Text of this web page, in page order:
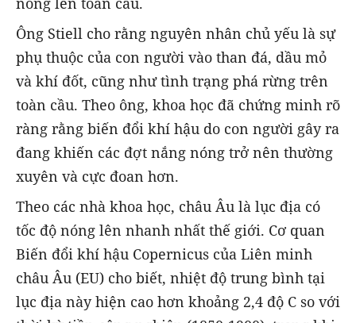
Ông Stiell cho rằng nguyên nhân chủ yếu là sự
phụ thuộc của con người vào than đá, dầu mỏ
và khí đốt, cũng như tình trạng phá rừng trên
toàn cầu. Theo ông, khoa học đã chứng minh rõ
ràng rằng biến đổi khí hậu do con người gây ra
đang khiến các đợt nắng nóng trở nên thường
xuyên và cực đoan hơn.
Theo các nhà khoa học, châu Âu là lục địa có
tốc độ nóng lên nhanh nhất thế giới. Cơ quan
Biến đổi khí hậu Copernicus của Liên minh
châu Âu (EU) cho biết, nhiệt độ trung bình tại
lục địa này hiện cao hơn khoảng 2,4 độ C so với